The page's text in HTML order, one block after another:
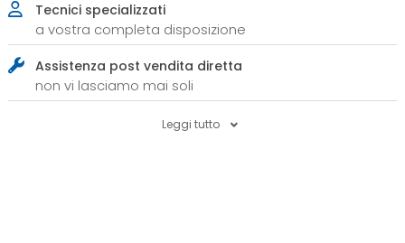
Tecnici specializzati
a vostra completa disposizione
Assistenza post vendita diretta
non vi lasciamo mai soli
Leggi tutto